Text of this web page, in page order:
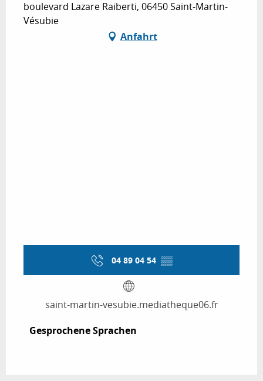
boulevard Lazare Raiberti, 06450 Saint-Martin-
Vésubie
Anfahrt
04 89 04 54 ▒▒
saint-martin-vesubie.mediatheque06.fr
Gesprochene Sprachen
Gesprochene Sprachen